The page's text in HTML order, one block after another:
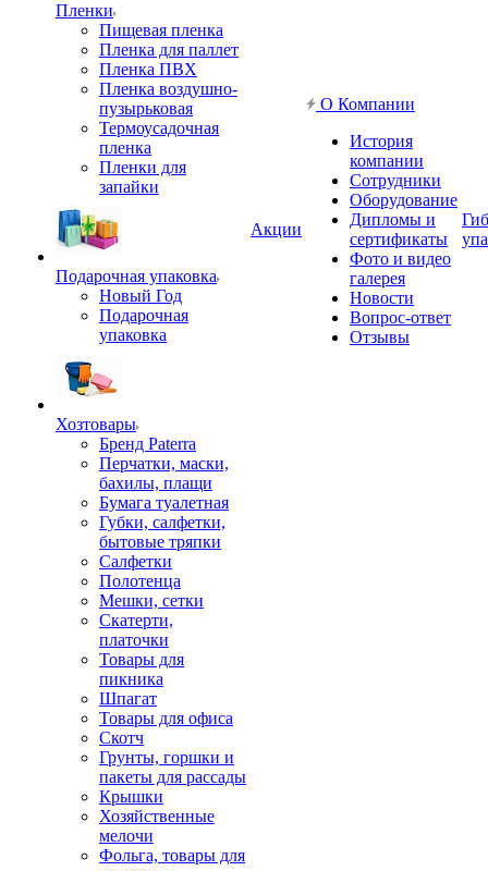
Пленки
Пищевая пленка
Пленка для паллет
Пленка ПВХ
Пленка воздушно-
пузырьковая
Термоусадочная
пленка
Пленки для
запайки
Подарочная упаковка
Новый Год
Подарочная
упаковка
Хозтовары
Бренд Paterra
Перчатки, маски,
бахилы, плащи
Бумага туалетная
Губки, салфетки,
бытовые тряпки
Салфетки
Полотенца
Мешки, сетки
Скатерти,
платочки
Товары для
пикника
Шпагат
Товары для офиса
Скотч
Грунты, горшки и
пакеты для рассады
Крышки
Хозяйственные
мелочи
Фольга, товары для
Акции
О Компании
История
компании
Сотрудники
Оборудование
Дипломы и
сертификаты
Фото и видео
галерея
Новости
Вопрос-ответ
Отзывы